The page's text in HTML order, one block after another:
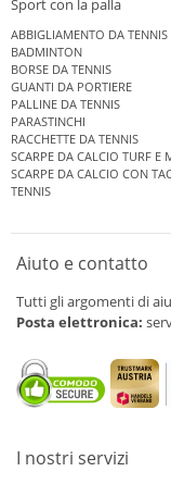
Sport con la palla
ABBIGLIAMENTO DA TENNIS
BADMINTON
BORSE DA TENNIS
GUANTI DA PORTIERE
PALLINE DA TENNIS
PARASTINCHI
RACCHETTE DA TENNIS
SCARPE DA CALCIO TURF E
SCARPE DA CALCIO CON
TENNIS
Aiuto e contatto
Tutti gli argomenti di
Posta elettronica:
I nostri servizi